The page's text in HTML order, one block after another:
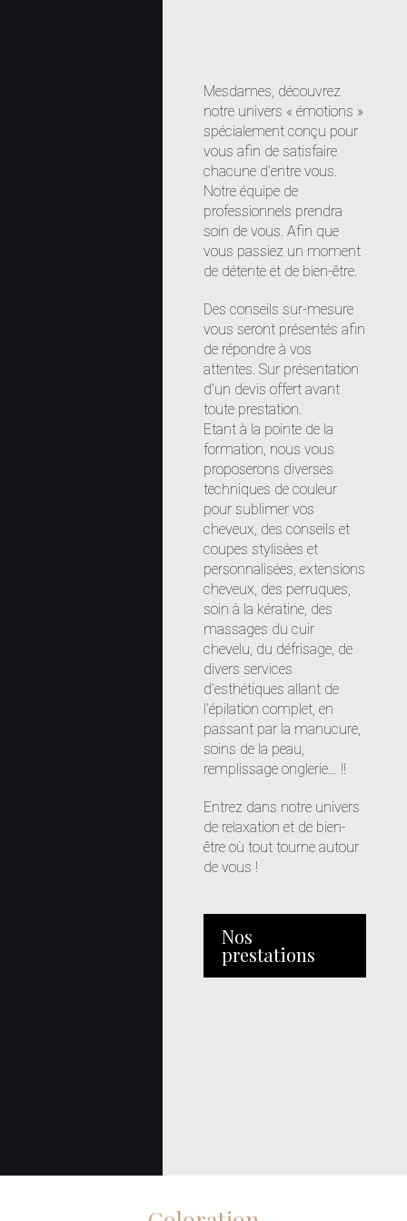
Mesdames, découvrez
notre univers « émotions »
spécialement conçu pour
vous afin de satisfaire
chacune d’entre vous.
Notre équipe de
professionnels prendra
soin de vous. Afin que
vous passiez un moment
de détente et de bien-être.
Des conseils sur-mesure
vous seront présentés afin
de répondre à vos
attentes. Sur présentation
d’un devis offert avant
toute prestation.
Etant à la pointe de la
formation, nous vous
proposerons diverses
techniques de couleur
pour sublimer vos
cheveux, des conseils et
coupes stylisées et
personnalisées, extensions
cheveux, des perruques,
soin à la kératine, des
massages du cuir
chevelu, du défrisage, de
divers services
d’esthétiques allant de
l’épilation complet, en
passant par la manucure,
soins de la peau,
remplissage onglerie… !!
Entrez dans notre univers
de relaxation et de bien-
être où tout tourne autour
de vous !
Nos
prestations